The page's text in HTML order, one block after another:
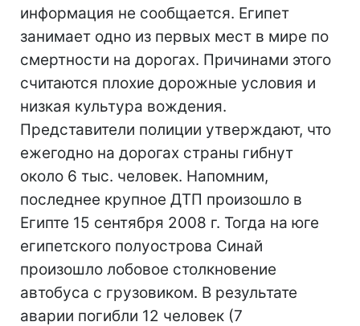
информация не сообщается. Египет
занимает одно из первых мест в мире по
смертности на дорогах. Причинами этого
считаются плохие дорожные условия и
низкая культура вождения.
Представители полиции утверждают, что
ежегодно на дорогах страны гибнут
около 6 тыс. человек. Напомним,
последнее крупное ДТП произошло в
Египте 15 сентября 2008 г. Тогда на юге
египетского полуострова Синай
произошло лобовое столкновение
автобуса с грузовиком. В результате
аварии погибли 12 человек (7